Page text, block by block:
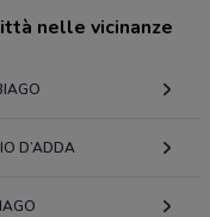
nelle vicinanze
D’ADDA